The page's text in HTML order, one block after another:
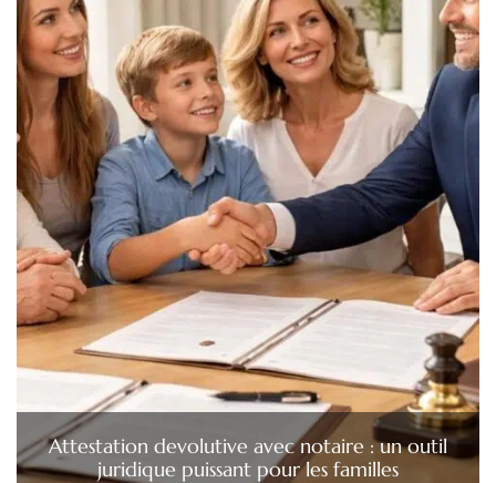
Attestation devolutive avec notaire : un outil
juridique puissant pour les familles